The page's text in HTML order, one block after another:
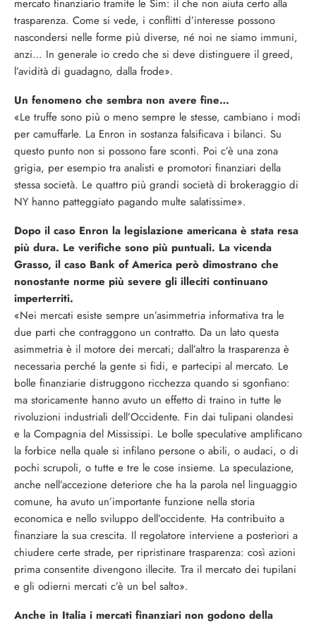
mercato finanziario tramite le Sim: il che non aiuta certo alla
trasparenza. Come si vede, i conflitti d’interesse possono
nascondersi nelle forme più diverse, né noi ne siamo immuni,
anzi… In generale io credo che si deve distinguere il greed,
l’avidità di guadagno, dalla frode».
Un fenomeno che sembra non avere fine…
«Le truffe sono più o meno sempre le stesse, cambiano i modi
per camuffarle. La Enron in sostanza falsificava i bilanci. Su
questo punto non si possono fare sconti. Poi c’è una zona
grigia, per esempio tra analisti e promotori finanziari della
stessa società. Le quattro più grandi società di brokeraggio di
NY hanno patteggiato pagando multe salatissime».
Dopo il caso Enron la legislazione americana è stata resa
più dura. Le verifiche sono più puntuali. La vicenda
Grasso, il caso Bank of America però dimostrano che
nonostante norme più severe gli illeciti continuano
imperterriti.
«Nei mercati esiste sempre un’asimmetria informativa tra le
due parti che contraggono un contratto. Da un lato questa
asimmetria è il motore dei mercati; dall’altro la trasparenza è
necessaria perché la gente si fidi, e partecipi al mercato. Le
bolle finanziarie distruggono ricchezza quando si sgonfiano:
ma storicamente hanno avuto un effetto di traino in tutte le
rivoluzioni industriali dell’Occidente. Fin dai tulipani olandesi
e la Compagnia del Mississipi. Le bolle speculative amplificano
la forbice nella quale si infilano persone o abili, o audaci, o di
pochi scrupoli, o tutte e tre le cose insieme. La speculazione,
anche nell’accezione deteriore che ha la parola nel linguaggio
comune, ha avuto un’importante funzione nella storia
economica e nello sviluppo dell’occidente. Ha contribuito a
finanziare la sua crescita. Il regolatore interviene a posteriori a
chiudere certe strade, per ripristinare trasparenza: così azioni
prima consentite divengono illecite. Tra il mercato dei tupilani
e gli odierni mercati c’è un bel salto».
Anche in Italia i mercati finanziari non godono della